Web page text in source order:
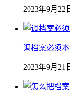
2023年9月22
调档案必须
2023年9月21